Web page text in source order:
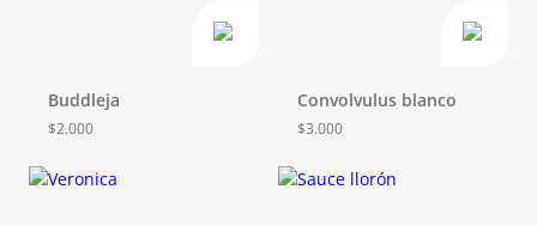
Buddleja
$2.000
Convolvulus blanco
$3.000